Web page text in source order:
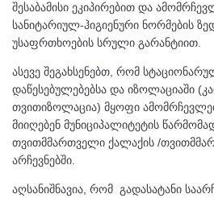
შესაბამისი ეკიპირებით და
სანიტარიულ-ჰიგიენური ნორმების
უსაფრთხოების სრული გარანტიით.
ასევე შეგახსენებთ, რომ
დაწესებულებებსა და იზოლაციაში
თვითიზოლაცია) მყოფი
მიიღებენ მუნიციპალიტეტის
თვითმმართველი ქალაქის /
არჩევნებში.
აღსანიშნავია, რომ გადასატანი